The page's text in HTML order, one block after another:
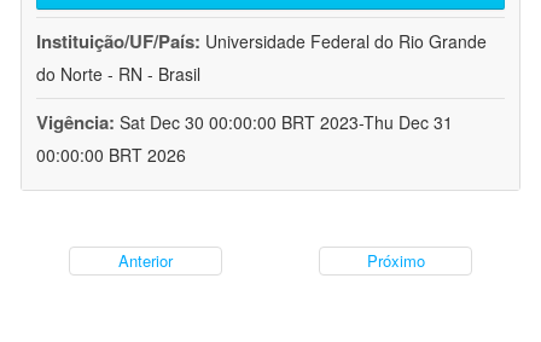
Instituição/UF/País: Universidade Federal do Rio Grande
do Norte - RN - Brasil
Vigência: Sat Dec 30 00:00:00 BRT 2023-Thu Dec 31
00:00:00 BRT 2026
Anterior Próximo